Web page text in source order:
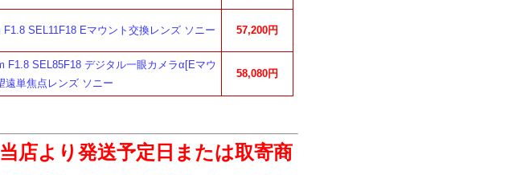
F1.8 SEL11F18 Eマウント交換レンズ ソニー 57,200円
F1.8 SEL85F18 デジタル一眼カメラα[Eマウ
遠単焦点レンズ ソニー
58,080円
店より発送予定日または取寄商